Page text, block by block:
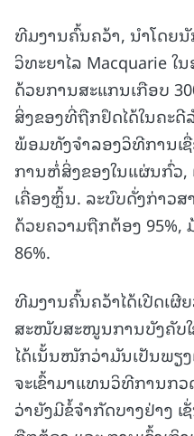
ທີມງານຄົ້ນຄວ້າ, ນຳໂດຍ
ວິທະຍາໄລ Macquarie
ດ້ວຍການສະແກນເກືອບ
ສິ່ງຂອງທີ່ຖືກຢຶດໄດ້ໃນຄະ
ພ້ອມທັງຈຳລອງວິທີການເຊື່
ການຫໍ່ສິ່ງຂອງໃນແຜ່ນກົ່ວ,
ເຄື່ອງຫຼິ້ນ. ລະບົບດັ່ງກ່າວ
ດ້ວຍຄວາມຖືກຕ້ອງ 95%,
86%.
ທີມງານຄົ້ນຄວ້າໄດ້ເປີດເຜີ
ສະໜັບສະໜູນການບັງຄັບ
ໄດ້ເນັ້ນໜັກວ່າມັນເປັນພຽ
ຈະເຂົ້າມາແທນວິທີການກວ
ວ່າຍັງມີຂໍ້ຈຳກັດບາງຢ່າງ